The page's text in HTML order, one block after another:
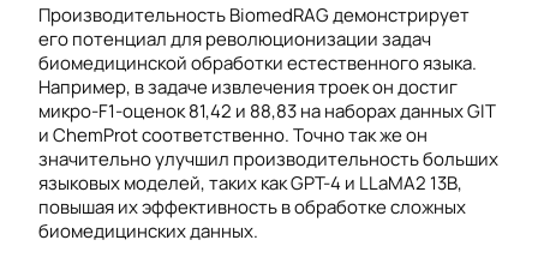
Производительность BiomedRAG демонстрирует
его потенциал для революционизации задач
биомедицинской обработки естественного языка.
Например, в задаче извлечения троек он достиг
микро-F1-оценок 81,42 и 88,83 на наборах данных GIT
и ChemProt соответственно. Точно так же он
значительно улучшил производительность больших
языковых моделей, таких как GPT-4 и LLaMA2 13B,
повышая их эффективность в обработке сложных
биомедицинских данных.